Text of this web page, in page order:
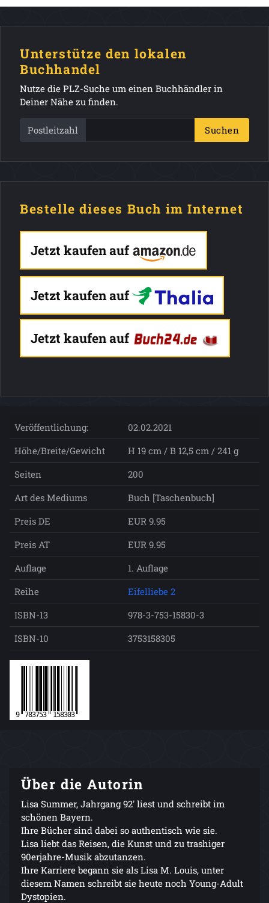
Unterstütze den lokalen
Buchhandel
Nutze die PLZ-Suche um einen Buchhändler in
Deiner Nähe zu finden.
Postleitzahl Suchen
Bestelle dieses Buch im Internet
Jetzt kaufen auf
Jetzt kaufen auf
Jetzt kaufen auf
Veröffentlichung:
02.02.2021
Höhe/Breite/Gewicht
H 19 cm / B 12,5 cm / 241 g
Seiten
200
Art des Mediums
Buch [Taschenbuch]
Preis DE
EUR 9.95
Preis AT
EUR 9.95
Auflage
1. Auflage
Reihe
Eifelliebe 2
ISBN-13
978-3-753-15830-3
ISBN-10
3753158305
Über die Autorin
Lisa Summer, Jahrgang 92' liest und schreibt im
schönen Bayern.
Ihre Bücher sind dabei so authentisch wie sie.
Lisa liebt das Reisen, die Kunst und zu trashiger
90erjahre-Musik abzutanzen.
Ihre Karriere begann sie als Lisa M. Louis, unter
diesem Namen schreibt sie heute noch Young-Adult
Dystopien.